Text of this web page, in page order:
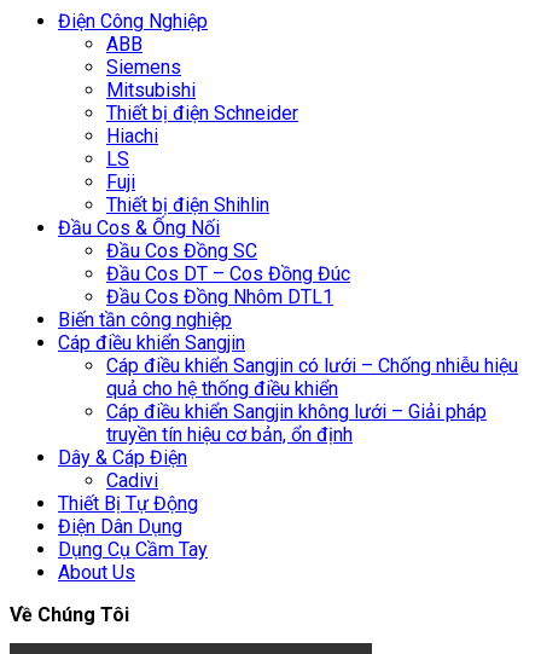
Điện Công Nghiệp
ABB
Siemens
Mitsubishi
Thiết bị điện Schneider
Hiachi
LS
Fuji
Thiết bị điện Shihlin
Đầu Cos & Ống Nối
Đầu Cos Đồng SC
Đầu Cos DT – Cos Đồng Đúc
Đầu Cos Đồng Nhôm DTL1
Biến tần công nghiệp
Cáp điều khiển Sangjin
Cáp điều khiển Sangjin có lưới – Chống nhiễu hiệu
quả cho hệ thống điều khiển
Cáp điều khiển Sangjin không lưới – Giải pháp
truyền tín hiệu cơ bản, ổn định
Dây & Cáp Điện
Cadivi
Thiết Bị Tự Động
Điện Dân Dụng
Dụng Cụ Cầm Tay
About Us
Về Chúng Tôi